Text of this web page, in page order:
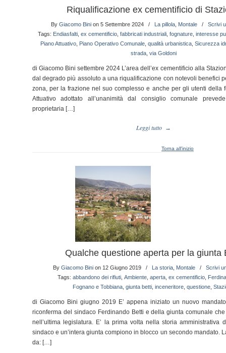
Riqualificazione ex cementificio di
By Giacomo Binion 5 Settembre 2024 / La pillola, Montale / Scrivi
Tags: Endiasfalti ex cementificio fabbricati industriali fognature interesse
Piano Attuativo, Piano Operativo Comunale, qualità urbanistica, Sicurezza
strada, via Goldoni
di Giacomo Bini settembre 2024 L’area dell’ex cementificio alla
dal degrado più assoluto a una riqualificazione con notevoli benefici
zona, per la frazione nel suo complesso e anche per gli utenti della
Attuativo adottato all’unanimità dal consiglio comunale
proprietaria […]
Leggi tutto →
Torna all'inizio
Qualche questione aperta per la giunta
By Giacomo Binion 12 Giugno 2019 / La storia, Montale / Scrivi
Tags: abbandono dei rifiuti Ambiente aperta ex cementificio
Fognano e Tobbiana, giunta betti, inceneritore, questione,
di Giacomo Bini giugno 2019 E’ appena iniziato un nuovo
riconferma del sindaco Ferdinando Betti e della giunta comunale
nell’ultima legislatura. E’ la prima volta nella storia amministrativa
sindaco e un’intera giunta compiono in blocco un secondo mandato.
da: […]